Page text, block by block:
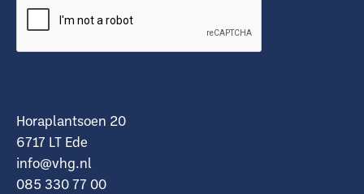
Horaplantsoen 20
6717 LT Ede
info@vhg.nl
085 330 77 00